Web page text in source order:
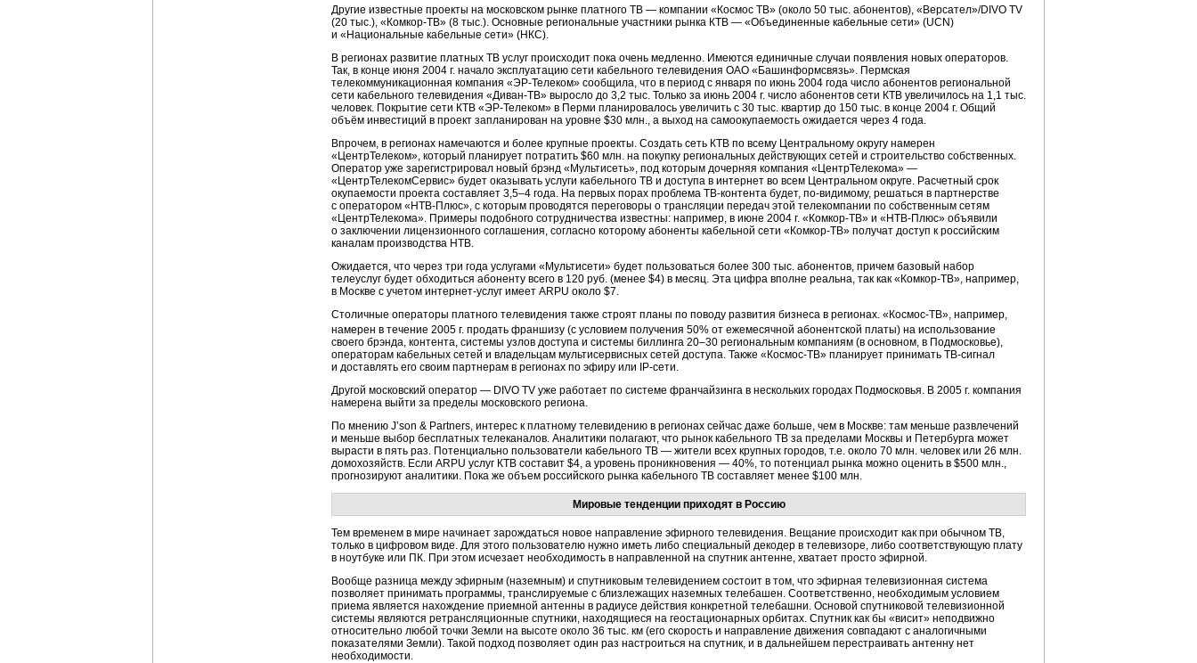
Другие известные проекты на московском рынке платного ТВ — компании «Космос ТВ» (около 50 тыс. абонентов), «Версател»/DIVO TV
(20 тыс.), « Комкор-ТВ» (8 тыс.). Основные региональные участники рынка КТВ — «Объединенные кабельные сети» (UCN)
и «Национальные кабельные сети» (НКС).
В регионах развитие платных ТВ услуг происходит пока очень медленно. Имеются единичные случаи появления новых операторов.
Так, в конце июня 2004 г. начало эксплуатацию сети кабельного телевидения ОАО «Башинформсвязь». Пермская
телекоммуникационная компания «ЭР-Телеком» сообщила, что в период с января по июнь 2004 года число абонентов региональной
сети кабельного телевидения «Диван-ТВ» выросло до 3,2 тыс. Только за июнь 2004 г. число абонентов сети КТВ увеличилось на 1,1 тыс.
человек. Покрытие сети КТВ «ЭР-Телеком» в Перми планировалось увеличить с 30 тыс. квартир до 150 тыс. в конце 2004 г. Общий
объём инвестиций в проект запланирован на уровне $30 млн., а выход на самоокупаемость ожидается через 4 года.
Впрочем, в регионах намечаются и более крупные проекты. Создать сеть КТВ по всему Центральному округу намерен
«ЦентрТелеком», который планирует потратить $60 млн. на покупку региональных действующих сетей и строительство собственных.
Оператор уже зарегистрировал новый брэнд «Мультисеть», под которым дочерняя компания «ЦентрТелекома» —
«ЦентрТелекомСервис» будет оказывать услуги кабельного ТВ и доступа в интернет во всем Центральном округе. Расчетный срок
окупаемости проекта составляет 3,5–4 года. На первых порах проблема ТВ-контента будет, по-видимому, решаться в партнерстве
с оператором « НТВ-Плюс», с которым проводятся переговоры о трансляции передач этой телекомпании по собственным сетям
«ЦентрТелекома». Примеры подобного сотрудничества известны: например, в июне 2004 г. « Комкор-ТВ» и « НТВ-Плюс» объявили
о заключении лицензионного соглашения, согласно которому абоненты кабельной сети « Комкор-ТВ» получат доступ к российским
каналам производства НТВ.
Ожидается, что через три года услугами «Мультисети» будет пользоваться более 300 тыс. абонентов, причем базовый набор
телеуслуг будет обходиться абоненту всего в 120 руб. (менее $4) в месяц. Эта цифра вполне реальна, так как « Комкор-ТВ», например,
в Москве с учетом интернет-услуг имеет ARPU около $7.
Столичные операторы платного телевидения также строят планы по поводу развития бизнеса в регионах. « Космос-ТВ», например,
намерен в течение 2005 г. продать франшизу (с условием получения 50% от ежемесячной абонентской платы) на использование
своего брэнда, контента, системы узлов доступа и системы биллинга 20–30 региональным компаниям (в основном, в Подмосковье),
операторам кабельных сетей и владельцам мультисервисных сетей доступа. Также « Космос-ТВ» планирует принимать ТВ-сигнал
и доставлять его своим партнерам в регионах по эфиру или
IP-сети.
Другой московский оператор — DIVO TV уже работает по системе франчайзинга в нескольких городах Подмосковья. В 2005 г. компания
намерена выйти за пределы московского региона.
По мнению J’son & Partners, интерес к платному телевидению в регионах сейчас даже больше, чем в Москве: там меньше развлечений
и меньше выбор бесплатных телеканалов. Аналитики полагают, что рынок кабельного ТВ за пределами Москвы и Петербурга может
вырасти в пять раз. Потенциально пользователи кабельного ТВ — жители всех крупных городов, т.е. около 70 млн. человек или 26 млн.
домохозяйств. Если ARPU услуг КТВ составит $4, а уровень проникновения — 40%, то потенциал рынка можно оценить в $500 млн.,
прогнозируют аналитики. Пока же объем российского рынка кабельного ТВ составляет менее $100 млн.
Мировые тенденции приходят в Россию
Тем временем в мире начинает зарождаться новое направление эфирного телевидения. Вещание происходит как при обычном ТВ,
только в цифровом виде. Для этого пользователю нужно иметь либо специальный декодер в телевизоре, либо соответствующую плату
в ноутбуке или ПК. При этом исчезает необходимость в направленной на спутник антенне, хватает просто эфирной.
Вообще разница между эфирным (наземным) и спутниковым телевидением состоит в том, что эфирная телевизионная система
позволяет принимать программы, транслируемые с близлежащих наземных телебашен. Соответственно, необходимым условием
приема является нахождение приемной антенны в радиусе действия конкретной телебашни. Основой спутниковой телевизионной
системы являются ретрансляционные спутники, находящиеся на геостационарных орбитах. Спутник как бы «висит» неподвижно
относительно любой точки Земли на высоте около 36 тыс. км (его скорость и направление движения совпадают с аналогичными
показателями Земли). Такой подход позволяет один раз настроиться на спутник, и в дальнейшем перестраивать антенну нет
необходимости.